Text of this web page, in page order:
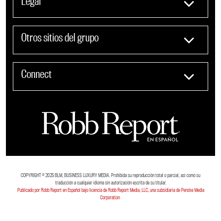
Otros sitios del grupo
Connect
COPYRIGHT ©️ 2025 BLM, BUSINESS LUXURY MEDIA. Prohibida su reproducción total o parcial, así como su
traducción a cualquier idioma sin autorización escrita de su titular.
Publicado por Robb Report en Español bajo licencia de Robb Report Media, LLC, una subsidiaria de Penske Media
Corporation